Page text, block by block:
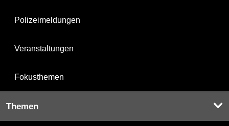
Polizeimeldungen
Veranstaltungen
Fokusthemen
Themen